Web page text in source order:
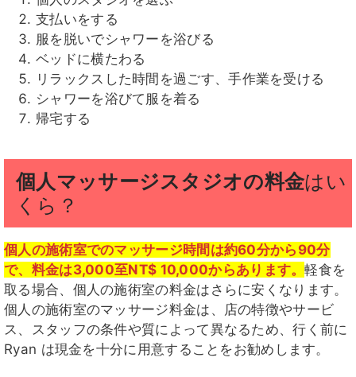
支払いをする
服を脱いでシャワーを浴びる
ベッドに横たわる
リラックスした時間を過ごす、手作業を受ける
シャワーを浴びて服を着る
帰宅する
個人マッサージスタジオの料金はい
くら？
個人の施術室でのマッサージ時間は約60分から90分
で、料金は3,000至NT$ 10,000からあります。軽食を
取る場合、個人の施術室の料金はさらに安くなります。
個人の施術室のマッサージ料金は、店の特徴やサービ
ス、スタッフの条件や質によって異なるため、行く前に
Ryan は現金を十分に用意することをお勧めします。